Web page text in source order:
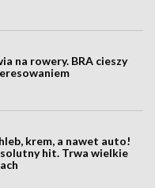
na rowery. BRA cieszy
krem, a nawet auto!
hit. Trwa wielkie